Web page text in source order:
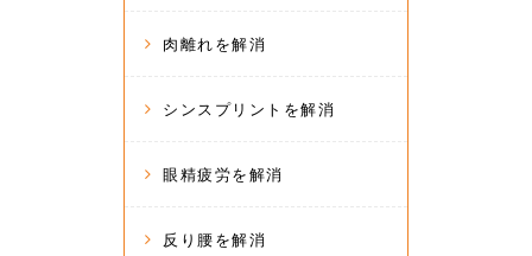
肉離れを解消
シンスプリントを解消
眼精疲労を解消
反り腰を解消